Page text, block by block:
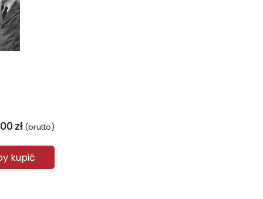
zł (brutto)
kupić